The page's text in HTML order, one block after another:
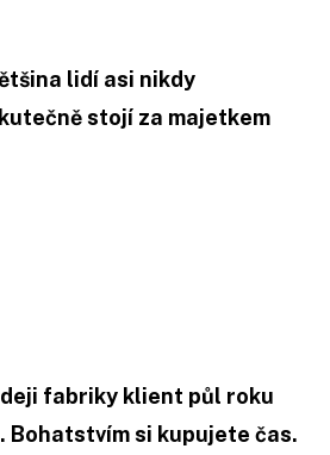
lidí asi nikdy
stojí za majetkem
fabriky klient půl roku
Bohatstvím si kupujete čas.